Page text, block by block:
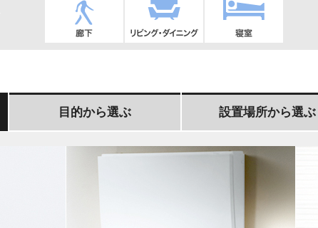
ニング
目的から選ぶ 設置場所から選ぶ